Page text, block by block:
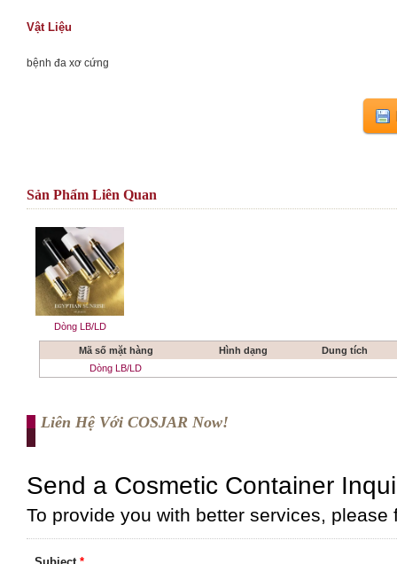
Vật Liệu
bệnh đa xơ cứng
Sản Phẩm Liên Quan
Dòng LB/LD
Mã số mặt hàng Hình dạng
Dung tích
Dòng LB/LD
Liên Hệ Với COSJAR Now!